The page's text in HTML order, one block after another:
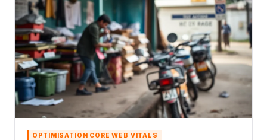
OPTIMISATION CORE WEB VITALS